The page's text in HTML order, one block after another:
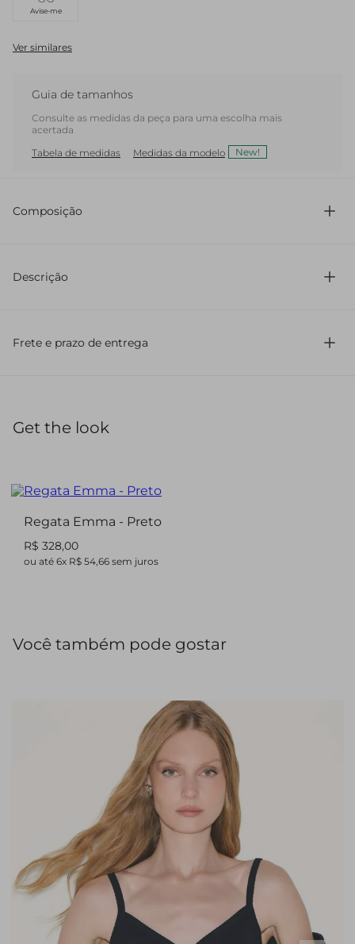
Avise-me
Ver similares
Guia de tamanhos
Consulte as medidas da peça para uma escolha mais
acertada
Tabela de medidas
Medidas da modelo New!
Composição
Descrição
quadrado, dando um design elegante. Essa blusa feminina
Frete e prazo de entrega
Get the look
Regata Emma - Preto
R$ 328,00
ou até 6x R$ 54,66 sem juros
Você também pode gostar